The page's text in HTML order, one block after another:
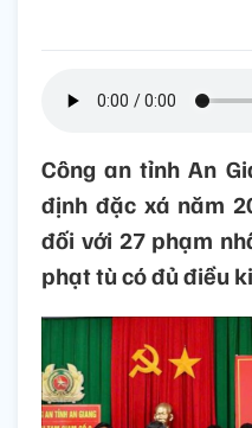
Công an tỉnh An
định đặc xá năm
đối với 27 phạm
phạt tù có đủ điều